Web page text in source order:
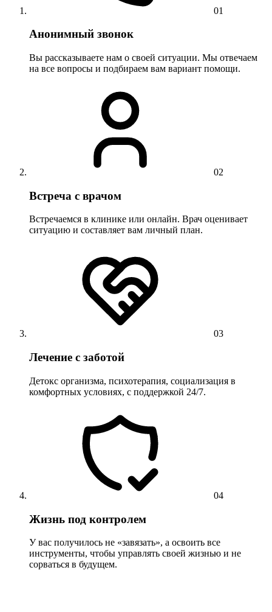
01
Анонимный звонок
Вы рассказываете нам о своей ситуации. Мы отвечаем
на все вопросы и подбираем вам вариант помощи.
02
Встреча с врачом
Встречаемся в клинике или онлайн. Врач оценивает
ситуацию и составляет вам личный план.
03
Лечение с заботой
Детокс организма, психотерапия, социализация в
комфортных условиях, с поддержкой 24/7.
04
Жизнь под контролем
У вас получилось не «завязать», а освоить все
инструменты, чтобы управлять своей жизнью и не
сорваться в будущем.